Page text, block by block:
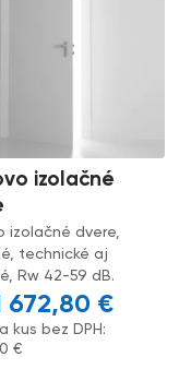
izolačné
izolačné dvere,
technické aj
Rw 42-59 dB.
672,80 €
kus bez DPH:
€